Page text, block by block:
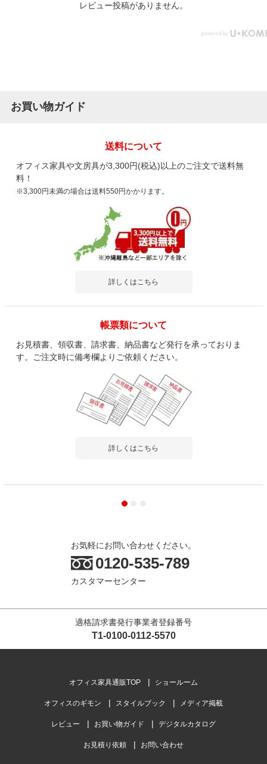
レビュー投稿がありません。
お買い物ガイド
送料について
オフィス家具や文房具が3,300円(税込)以上のご注文で送料無
料！
※3,300円未満の場合は送料550円かかります。
詳しくはこちら
帳票類について
お見積書、領収書、請求書、納品書など発行を承っておりま
す。ご注文時に備考欄よりご依頼ください。
詳しくはこちら
お気軽にお問い合わせください。
0120-535-789
カスタマーセンター
適格請求書発行事業者登録番号
T1-0100-0112-5570
オフィス家具通販TOP ショールーム
オフィスのギモン スタイルブック メディア掲載
レビュー お買い物ガイド デジタルカタログ
お見積り依頼 お問い合わせ